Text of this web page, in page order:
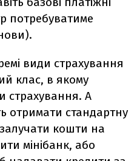
потребуватиме
види страхування
клас, в якому
страхування. А
отримати стандартну
кошти на
мінібанк, або